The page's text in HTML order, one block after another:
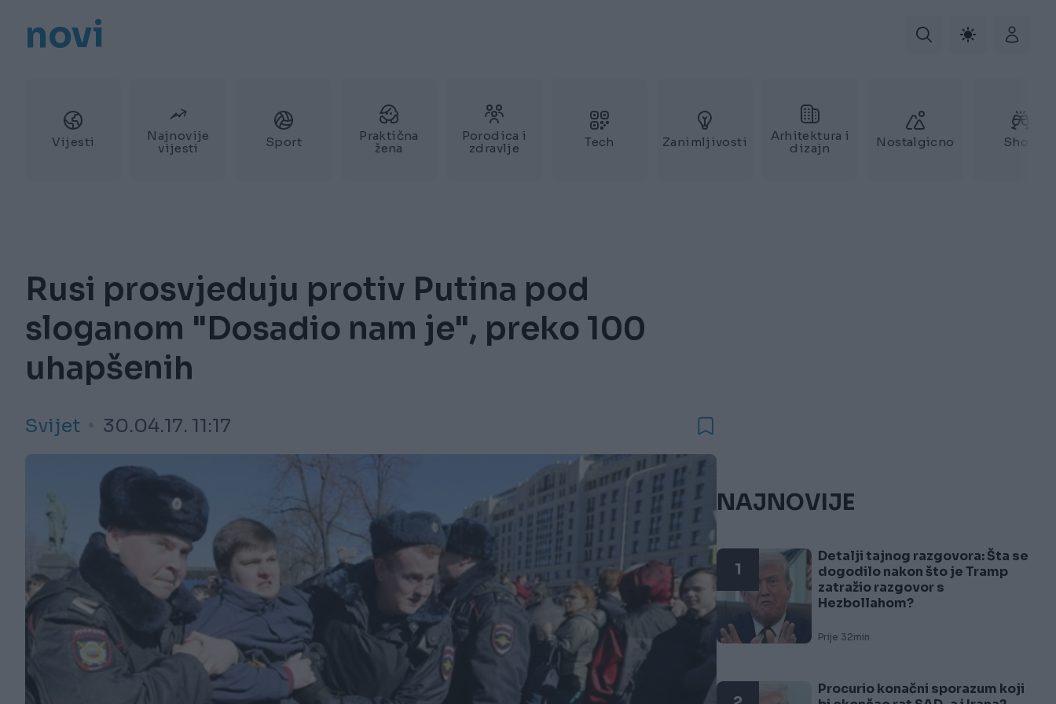
novi
Vijesti
Najnovije
vijesti
Sport
Praktična
žena
Porodica i
zdravlje
Tech Zanimljivosti
Arhitektura i
dizajn
Nostalgicno Show
Rusi prosvjeduju protiv Putina pod
sloganom "Dosadio nam je", preko 100
uhapšenih
Svijet 30.04.17. 11:17
NAJNOVIJE
1
Detalji tajnog razgovora: Šta se
dogodilo nakon što je Tramp
zatražio razgovor s
Hezbollahom?
Prije 32min
Procurio konačni sporazum koji